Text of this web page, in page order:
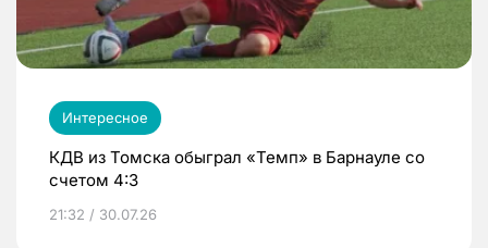
Интересное
КДВ из Томска обыграл «Темп» в Барнауле со
счетом 4:3
21:32 / 30.07.26